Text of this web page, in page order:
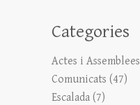
Categories
Actes i Assemblees
Comunicats (47)
Escalada (7)